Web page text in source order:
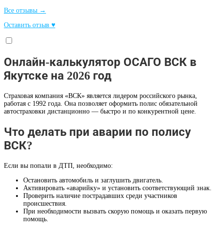
Все отзывы →
Оставить отзыв ♥
Онлайн-калькулятор ОСАГО ВСК в
Якутске на 2026 год
Страховая компания «ВСК» является лидером российского рынка,
работая с 1992 года. Она позволяет оформить полис обязательной
автостраховки дистанционно — быстро и по конкурентной цене.
Что делать при аварии по полису
ВСК?
Если вы попали в ДТП, необходимо:
Остановить автомобиль и заглушить двигатель.
Активировать «аварийку» и установить соответствующий знак.
Проверить наличие пострадавших среди участников
происшествия.
При необходимости вызвать скорую помощь и оказать первую
помощь.